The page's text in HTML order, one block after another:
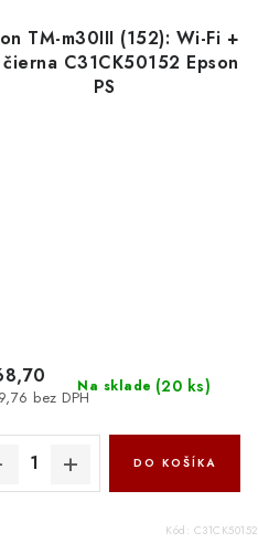
TM-m30III (152): Wi-Fi +
čierna C31CK50152 Epson
PS
Na sklade (20 ks)
bez DPH
DO KOŠÍKA
Kód: C31CK50152